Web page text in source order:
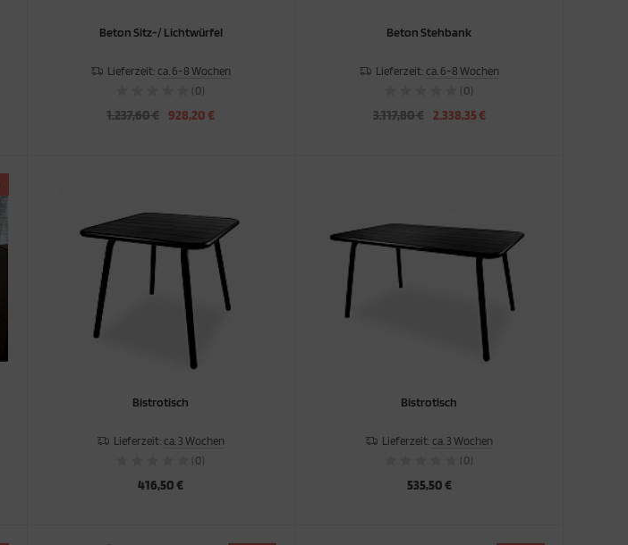
Beton Sitz-/ Lichtwürfel
Lieferzeit: ca. 6-8 Wochen
(0)
1.237,60 € 928,20 €
Beton Stehbank
Lieferzeit: ca. 6-8 Wochen
(0)
3.117,80 € 2.338,35 €
Bistrotisch
Lieferzeit: ca. 3 Wochen
(0)
416,50 €
Bistrotisch
Lieferzeit: ca. 3 Wochen
(0)
535,50 €